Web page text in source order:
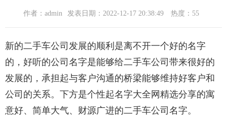
作者：admin 发表日期：2022-12-17 20:38:49 热度：55
新的二手车公司发展的顺利是离不开一个好的名字
的，好听的公司名字是能够给二手车公司带来很好的
发展的，承担起与客户沟通的桥梁能够维持好客户和
公司的关系。下方是个性起名字大全网精选分享的寓
意好、简单大气、财源广进的二手车公司名字。